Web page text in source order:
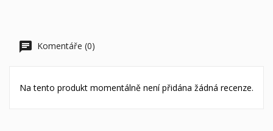
Komentáře (0)
Na tento produkt momentálně není přidána žádná recenze.